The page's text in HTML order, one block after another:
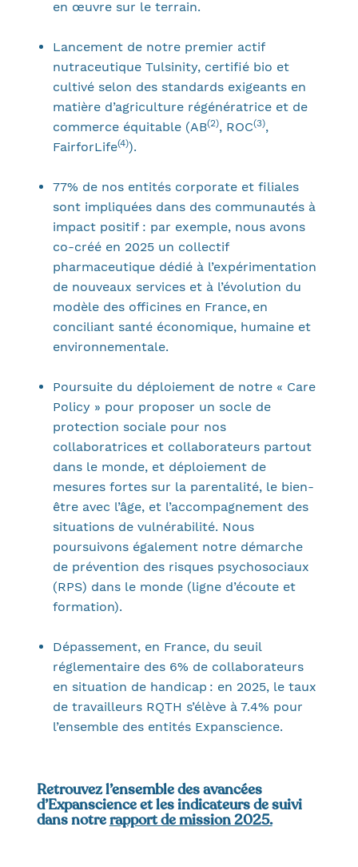
en œuvre sur le terrain.
Lancement de notre premier actif
nutraceutique Tulsinity, certifié bio et
cultivé selon des standards exigeants en
matière d’agriculture régénératrice et de
commerce équitable (AB(2), ROC(3),
FairforLife(4)).
77% de nos entités corporate et filiales
sont impliquées dans des communautés à
impact positif : par exemple, nous avons
co-créé en 2025 un collectif
pharmaceutique dédié à l’expérimentation
de nouveaux services et à l’évolution du
modèle des officines en France, en
conciliant santé économique, humaine et
environnementale.
Poursuite du déploiement de notre « Care
Policy » pour proposer un socle de
protection sociale pour nos
collaboratrices et collaborateurs partout
dans le monde, et déploiement de
mesures fortes sur la parentalité, le bien-
être avec l’âge, et l’accompagnement des
situations de vulnérabilité. Nous
poursuivons également notre démarche
de prévention des risques psychosociaux
(RPS) dans le monde (ligne d’écoute et
formation).
Dépassement, en France, du seuil
réglementaire des 6% de collaborateurs
en situation de handicap : en 2025, le taux
de travailleurs RQTH s’élève à 7.4% pour
l’ensemble des entités Expanscience.
Retrouvez l’ensemble des avancées
d’Expanscience et les indicateurs de suivi
dans notrerapport de mission 2025.